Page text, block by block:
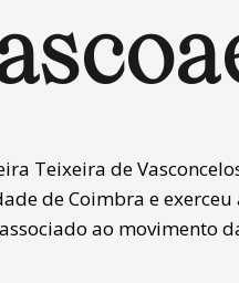
Teixeira de
de Coimbra e
ao movimento